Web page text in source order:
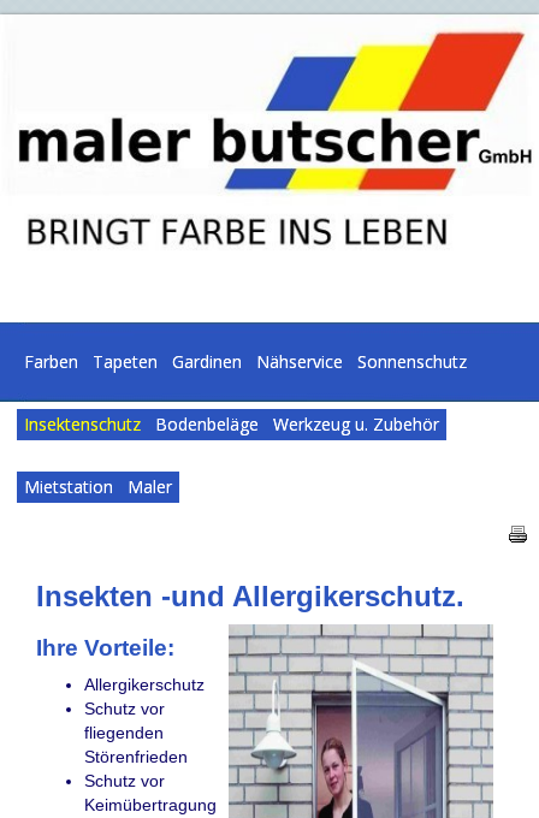
Farben Tapeten Gardinen Nähservice Sonnenschutz
Insektenschutz Bodenbeläge Werkzeug u. Zubehör
Mietstation Maler
Insekten -und Allergikerschutz.
Ihre Vorteile:
Allergikerschutz
Schutz vor
fliegenden
Störenfrieden
Schutz vor
Keimübertragung